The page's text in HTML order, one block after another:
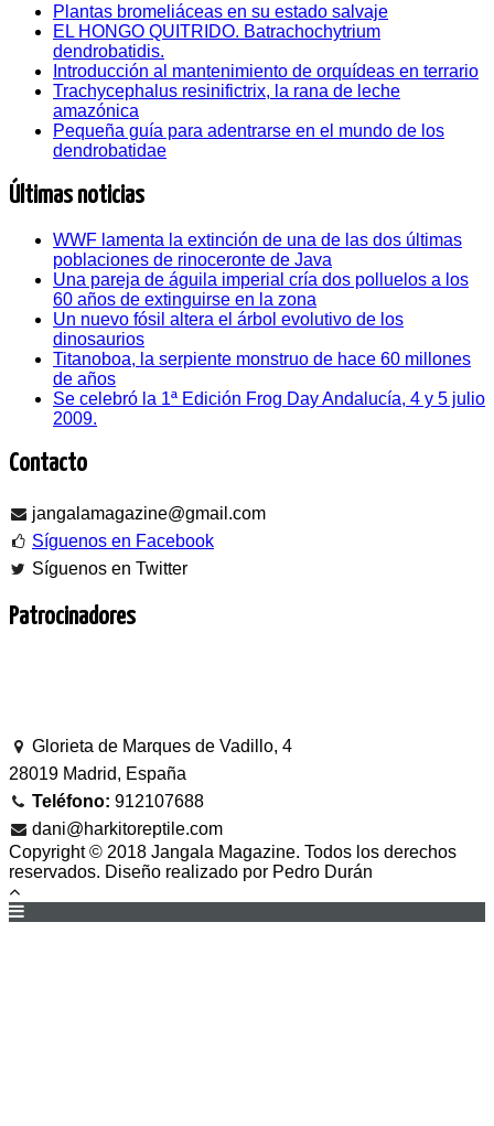
Plantas bromeliáceas en su estado salvaje
EL HONGO QUITRIDO. Batrachochytrium
dendrobatidis.
Introducción al mantenimiento de orquídeas en terrario
Trachycephalus resinifictrix, la rana de leche
amazónica
Pequeña guía para adentrarse en el mundo de los
dendrobatidae
Últimas noticias
WWF lamenta la extinción de una de las dos últimas
poblaciones de rinoceronte de Java
Una pareja de águila imperial cría dos polluelos a los
60 años de extinguirse en la zona
Un nuevo fósil altera el árbol evolutivo de los
dinosaurios
Titanoboa, la serpiente monstruo de hace 60 millones
de años
Se celebró la 1ª Edición Frog Day Andalucía, 4 y 5 julio
2009.
Contacto
jangalamagazine@gmail.com
Síguenos en Facebook
Síguenos en Twitter
Patrocinadores
Glorieta de Marques de Vadillo, 4
28019 Madrid, España
Teléfono: 912107688
dani@harkitoreptile.com
Copyright © 2018 Jangala Magazine. Todos los derechos
reservados. Diseño realizado por Pedro Durán